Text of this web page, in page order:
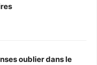
oublier dans le